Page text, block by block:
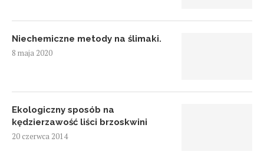
Niechemiczne metody na ślimaki.
8 maja 2020
Ekologiczny sposób na
kędzierzawość liści brzoskwini
20 czerwca 2014